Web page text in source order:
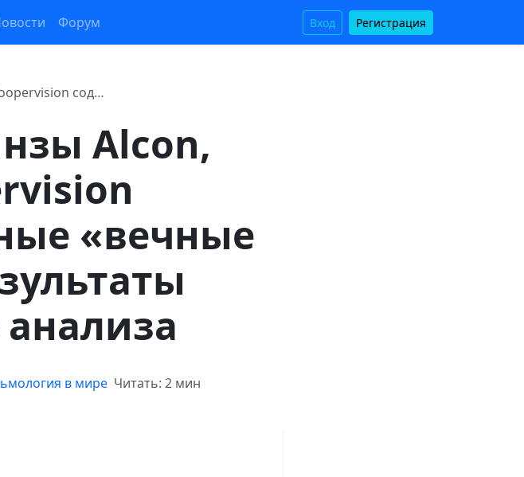
Форум Вход Регистрация
сод…
Alcon,
«вечные
в мире Читать: 2 мин